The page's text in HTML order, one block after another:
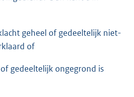
geheel of gedeeltelijk niet-
of
gedeeltelijk ongegrond is